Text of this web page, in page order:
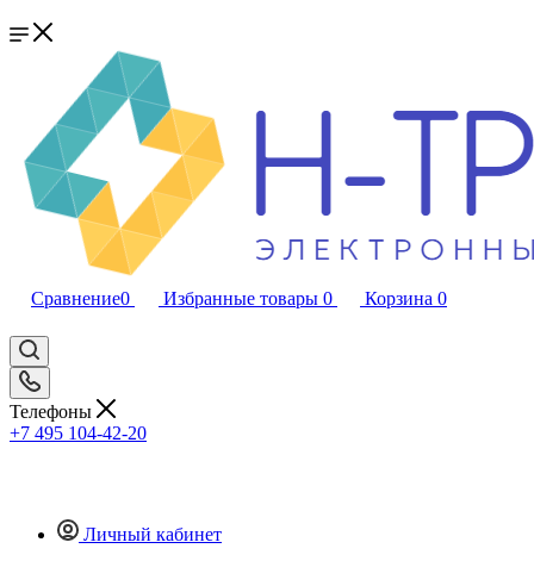
Сравнение0 Избранные товары 0 Корзина 0
Телефоны
+7 495 104-42-20
Личный кабинет